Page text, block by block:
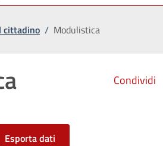
cittadino / Modulistica
Condividi
Esporta dati